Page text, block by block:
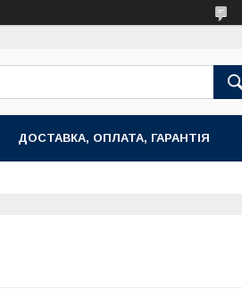
ДОСТАВКА, ОПЛАТА, ГАРАНТІЯ